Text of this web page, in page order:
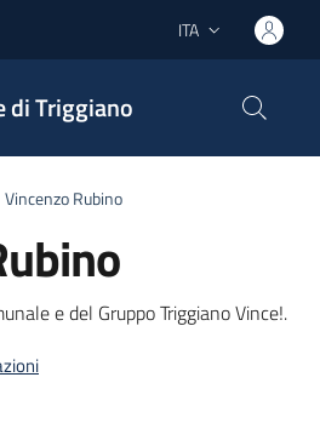
Lingua attiva:
ITA
di Triggiano
Vincenzo Rubino
e del Gruppo Triggiano Vince!.